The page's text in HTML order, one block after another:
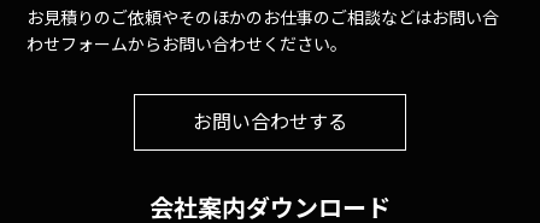
お見積りのご依頼やそのほかのお仕事のご相談などはお問い合
わせフォームからお問い合わせください。
お問い合わせする
会社案内ダウンロード